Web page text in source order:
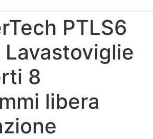
PTLS6
Lavastoviglie
8
libera